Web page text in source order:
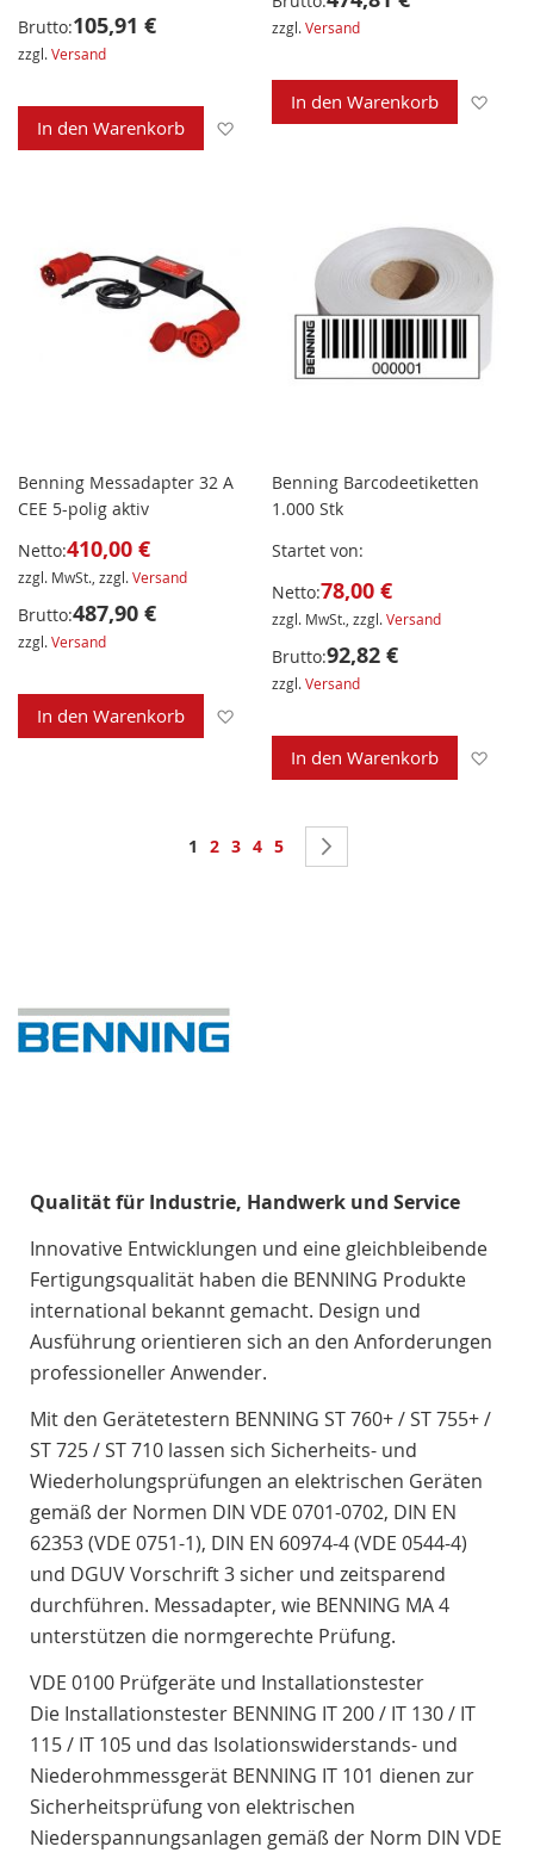
Brutto:105,91 €
zzgl.Versand
In den Warenkorb Zur Wunschliste hinzufügen
zzgl.Versand
In den Warenkorb
Benning Messadapter 32 A
CEE 5-polig aktiv
Netto:410,00 €
zzgl. MwSt., zzgl.Versand
Brutto:487,90 €
zzgl.Versand
In den Warenkorb
Benning Barcodeetiketten
1.000 Stk
Startet von
Netto:78,00 €
zzgl. MwSt., zzgl.Versand
Brutto:92,82 €
zzgl.Versand
In den Warenkorb
Seite
Sie lesen gerade Seite
1 Seite
2 Seite
3 Seite
4 Seite
5
Qualität für Industrie, Handwerk und Service
Innovative Entwicklungen und eine gleichbleibende
Fertigungsqualität haben die BENNING Produkte
international bekannt gemacht. Design und
Ausführung orientieren sich an den Anforderungen
professioneller Anwender.
Mit den Gerätetestern BENNING ST 760+ / ST 755+ /
ST 725 / ST 710 lassen sich Sicherheits- und
Wiederholungsprüfungen an elektrischen Geräten
gemäß der Normen DIN VDE 0701-0702, DIN EN
62353 (VDE 0751-1), DIN EN 60974-4 (VDE 0544-4)
und DGUV Vorschrift 3 sicher und zeitsparend
durchführen. Messadapter, wie BENNING MA 4
unterstützen die normgerechte Prüfung.
VDE 0100 Prüfgeräte und Installationstester
Die Installationstester BENNING IT 200 / IT 130 / IT
115 / IT 105 und das Isolationswiderstands- und
Niederohmmessgerät BENNING IT 101 dienen zur
Sicherheitsprüfung von elektrischen
Niederspannungsanlagen gemäß der Norm DIN VDE